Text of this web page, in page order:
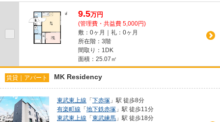
9.5万円
(管理費・共益費 5,000円)
敷：0ヶ月｜礼：0ヶ月
所在階：3階
間取り：1DK
面積：25.07㎡
賃貸｜アパート MK Residency
東武東上線 「下赤塚 」駅 徒歩8分
有楽町線 「地下鉄赤塚 」駅 徒歩11分
東武東上線 「東武練馬 」駅 徒歩18分